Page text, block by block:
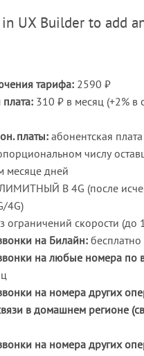
UX Builder to add
тарифа: 2590 ₽
310 ₽ в месяц (+2% в
платы: абонентская
числу
месяце дней
В 4G (после
4G)
ограничений скорости (до
на Билайн: бесплатно
на любые номера по
на номера других
в домашнем регионе
на номера других